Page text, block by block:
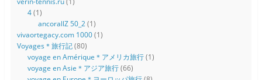
4(1)
ancorallZ 50_2(1)
vivaortegacy.com 1000(1)
Voyages＊旅行記(80)
voyage en Amérique＊アメリカ旅行(1)
voyage en Asie＊アジア旅行(66)